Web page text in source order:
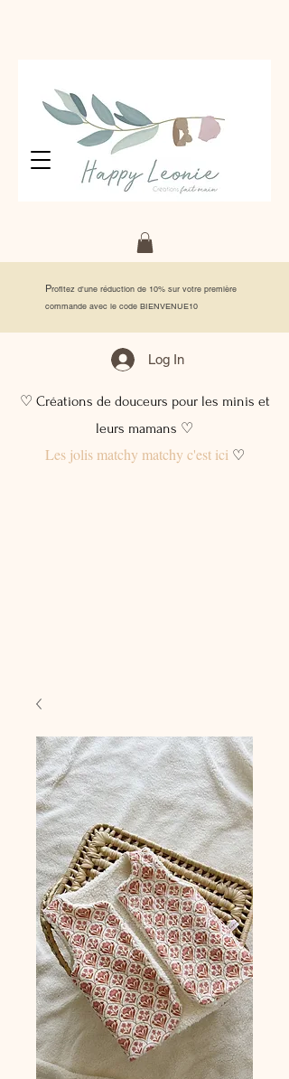
Profitez d'une réduction de 10% sur votre première
commande avec le code BIENVENUE10
Log In
♡ Créations de douceurs pour les minis et
leurs mamans ♡
Les jolis matchy matchy c'est ici♡